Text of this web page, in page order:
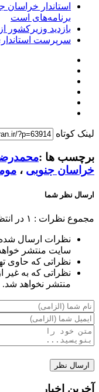
استاندار
برنامه‌های است
بازدید
سرپرست
لینک کوتاه
برچسب ها :
خراسان جنوبی ،
ارسال نظر شما
مجموع نظرات : ۱ در
نظرات ارسال
سایت منتشر
نظراتی که حاوی
نظراتی که به غیر
منتشر نخواهد شد.
آخرین اخبار